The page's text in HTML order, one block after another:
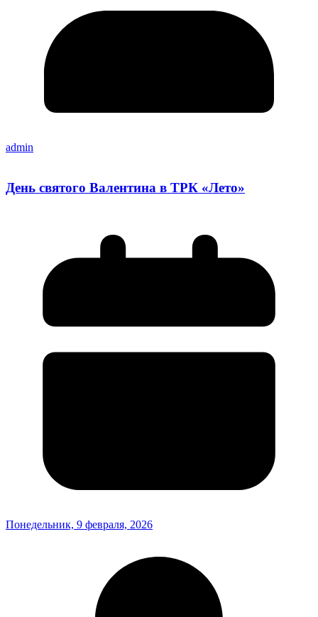
admin
День святого Валентина в ТРК «Лето»
Понедельник, 9 февраля, 2026